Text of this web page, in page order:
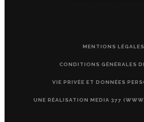
MENTIONS LÉGALES
CONDITIONS GÉNÉRALES
VIE PRIVÉE ET DONNÉES
UNE RÉALISATION MEDIA 377